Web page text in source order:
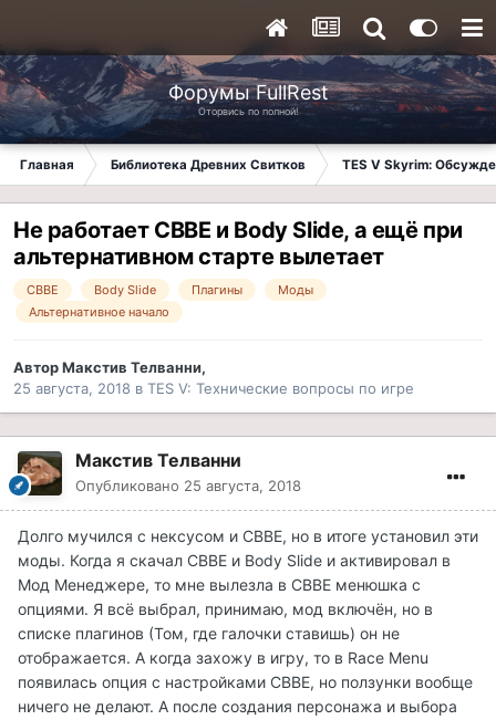
Форумы FullRest
Оторвись по полной!
Главная Библиотека Древних Свитков TES V Skyrim:
Не работает CBBE и Body Slide, а ещё при
альтернативном старте вылетает
CBBE Body Slide Плагины
Моды
Альтернативное начало
АвторМакстив Телванни,
25 августа, 2018 в TES V: Технические вопросы по игре
Макстив Телванни
Опубликовано 25 августа, 2018
Долго мучился с нексусом и CBBE, но в итоге установил эти
моды. Когда я скачал CBBE и Body Slide и активировал в
Мод Менеджере, то мне вылезла в CBBE менюшка с
опциями. Я всё выбрал, принимаю, мод включён, но в
списке плагинов (Том, где галочки ставишь) он не
отображается. А когда захожу в игру, то в Race Menu
появилась опция с настройками CBBE, но ползунки вообще
ничего не делают. А после создания персонажа и выбора